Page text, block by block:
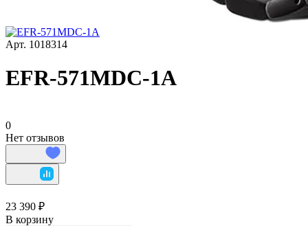
Арт. 1018314
EFR-571MDC-1A
0
Нет отзывов
23 390 ₽
В корзину